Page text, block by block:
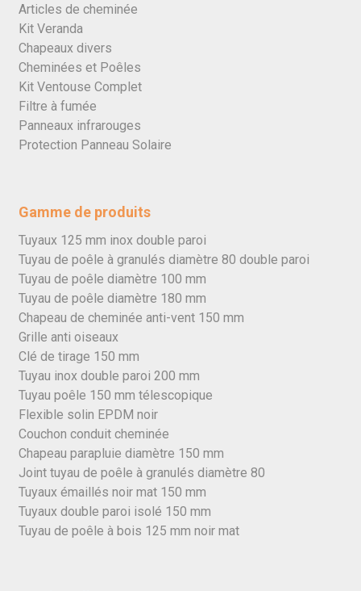
Articles de cheminée
Kit Veranda
Chapeaux divers
Cheminées et Poêles
Kit Ventouse Complet
Filtre à fumée
Panneaux infrarouges
Protection Panneau Solaire
Gamme de produits
Tuyaux 125 mm inox double paroi
Tuyau de poêle à granulés diamètre 80 double paroi
Tuyau de poêle diamètre 100 mm
Tuyau de poêle diamètre 180 mm
Chapeau de cheminée anti-vent 150 mm
Grille anti oiseaux
Clé de tirage 150 mm
Tuyau inox double paroi 200 mm
Tuyau poêle 150 mm télescopique
Flexible solin EPDM noir
Couchon conduit cheminée
Chapeau parapluie diamètre 150 mm
Joint tuyau de poêle à granulés diamètre 80
Tuyaux émaillés noir mat 150 mm
Tuyaux double paroi isolé 150 mm
Tuyau de poêle à bois 125 mm noir mat